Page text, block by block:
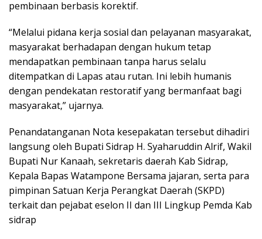
pembinaan berbasis korektif.
“Melalui pidana kerja sosial dan pelayanan masyarakat,
masyarakat berhadapan dengan hukum tetap
mendapatkan pembinaan tanpa harus selalu
ditempatkan di Lapas atau rutan. Ini lebih humanis
dengan pendekatan restoratif yang bermanfaat bagi
masyarakat,” ujarnya.
Penandatanganan Nota kesepakatan tersebut dihadiri
langsung oleh Bupati Sidrap H. Syaharuddin Alrif, Wakil
Bupati Nur Kanaah, sekretaris daerah Kab Sidrap,
Kepala Bapas Watampone Bersama jajaran, serta para
pimpinan Satuan Kerja Perangkat Daerah (SKPD)
terkait dan pejabat eselon II dan III Lingkup Pemda Kab
sidrap